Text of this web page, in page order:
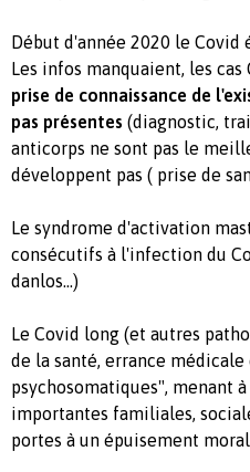
Début d'année 2020 le
Les infos manquaient, les
prise de connaissance de
pas présentes (diagnostic,
anticorps ne sont pas le
développent pas ( prise de
Le syndrome d'activation
consécutifs à l'infection du
danlos...)
Le Covid long (et autres
de la santé, errance
psychosomatiques", menant
importantes familiales,
portes à un épuisement